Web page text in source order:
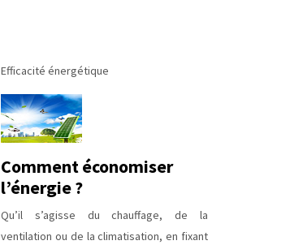
Efficacité énergétique
Comment économiser
l’énergie ?
Qu’il s’agisse du chauffage, de la
ventilation ou de la climatisation, en fixant